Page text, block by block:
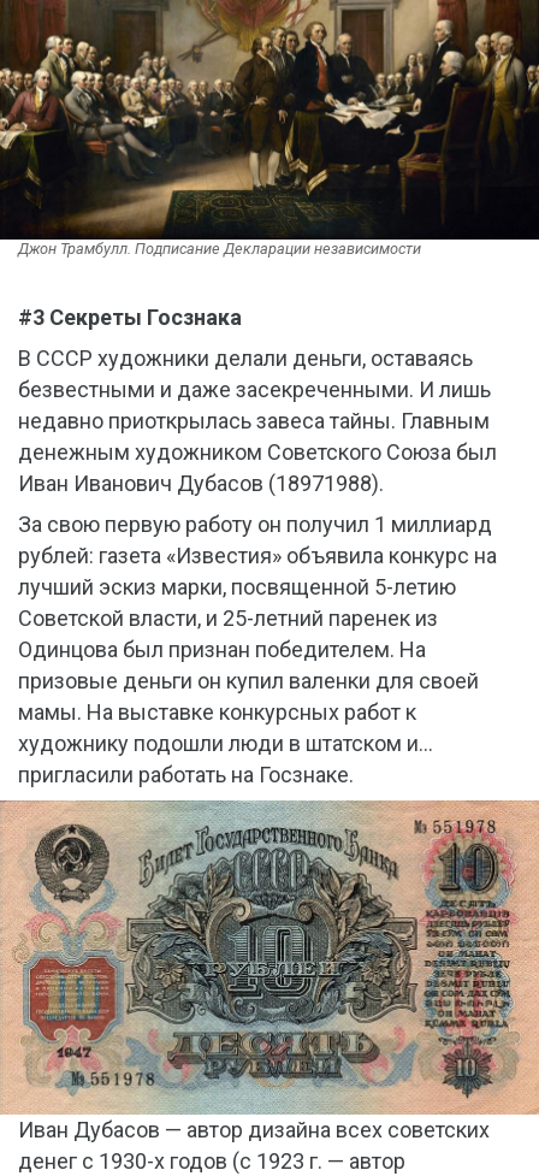
Джон Трамбулл. Подписание Декларации независимости
#3 Секреты Госзнака
В СССР художники делали деньги, оставаясь
безвестными и даже засекреченными. И лишь
недавно приоткрылась завеса тайны. Главным
денежным художником Советского Союза был
Иван Иванович Дубасов (18971988).
За свою первую работу он получил 1 миллиард
рублей: газета «Известия» объявила конкурс на
лучший эскиз марки, посвященной 5-летию
Советской власти, и 25-летний паренек из
Одинцова был признан победителем. На
призовые деньги он купил валенки для своей
мамы. На выставке конкурсных работ к
художнику подошли люди в штатском и…
пригласили работать на Госзнаке.
Иван Дубасов — автор дизайна всех советских
денег с 1930-х годов (с 1923 г. — автор